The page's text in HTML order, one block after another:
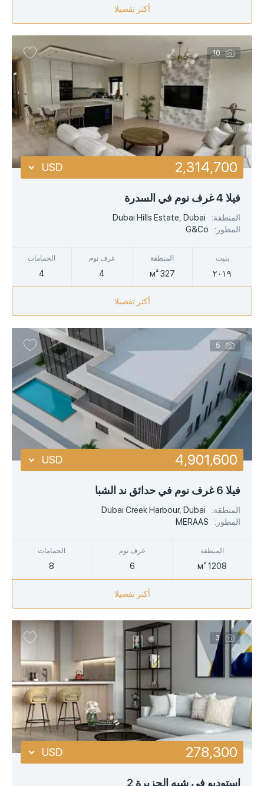
أكثر تفصيلا
10
فيلا 4 غرف نوم في السدرة
المنطقة:
Dubai Hills Estate, Dubai
المطور:
G&Co
بنيت
٢٠١٩
المنطقة
327 м²
غرف نوم
4
الحمامات
4
2,314,700
USD
أكثر تفصيلا
5
فيلا 6 غرف نوم في حدائق ند الشبا
المنطقة:
Dubai Creek Harbour, Dubai
المطور:
MERAAS
المنطقة
1208 м²
غرف نوم
6
الحمامات
8
4,901,600
USD
أكثر تفصيلا
3
استوديو في شبه الجزيرة 2
278,300
USD